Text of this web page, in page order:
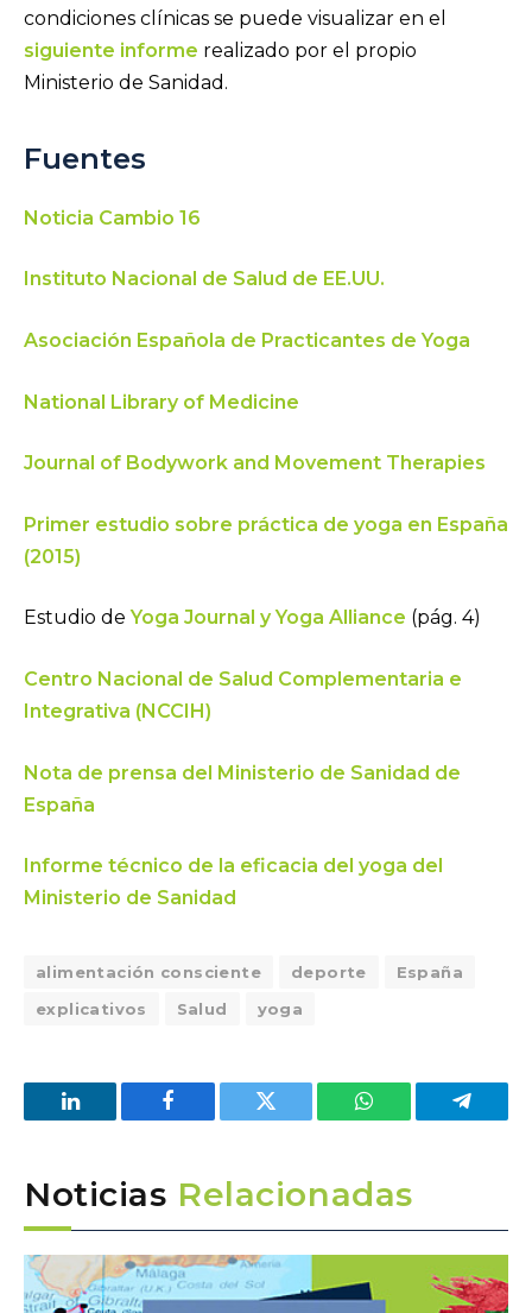
condiciones clínicas se puede visualizar en el
siguiente informe realizado por el propio
Ministerio de Sanidad.
Fuentes
Noticia Cambio 16
Instituto Nacional de Salud de EE.UU.
Asociación Española de Practicantes de Yoga
National Library of Medicine
Journal of Bodywork and Movement Therapies
Primer estudio sobre práctica de yoga en España
(2015)
Estudio deYoga Journal y Yoga Alliance (pág. 4)
Centro Nacional de Salud Complementaria e
Integrativa (NCCIH)
Nota de prensa del Ministerio de Sanidad de
España
Informe técnico de la eficacia del yoga del
Ministerio de Sanidad
alimentación consciente deporte
España
explicativos
Salud yoga
LinkedIn Facebook Twitter WhatsApp
Noticias Relacionadas